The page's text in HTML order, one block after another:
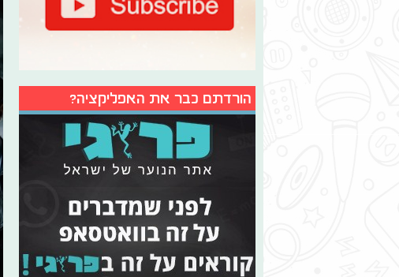
הורדתם כבר את האפליקציה?